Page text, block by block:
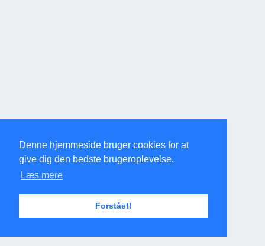
Denne hjemmeside bruger cookies for at
give dig den bedste brugeroplevelse.
Læs mere
Forstået!